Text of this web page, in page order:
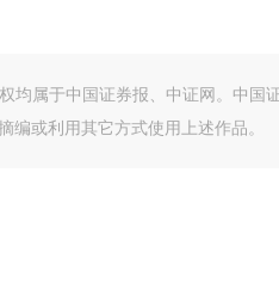
均属于中国证券报、中证网。中国
或利用其它方式使用上述作品。